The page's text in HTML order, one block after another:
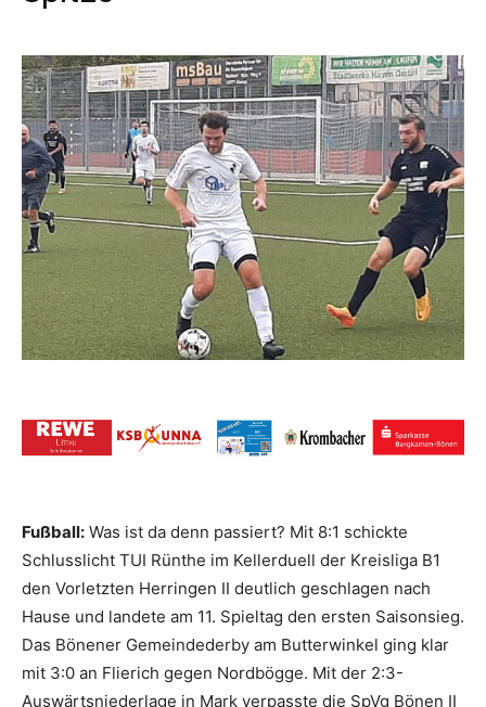
Fußball: Was ist da denn passiert? Mit 8:1 schickte
Schlusslicht TUI Rünthe im Kellerduell der Kreisliga B1
den Vorletzten Herringen II deutlich geschlagen nach
Hause und landete am 11. Spieltag den ersten Saisonsieg.
Das Bönener Gemeindederby am Butterwinkel ging klar
mit 3:0 an Flierich gegen Nordbögge. Mit der 2:3-
Auswärtsniederlage in Mark verpasste die SpVg Bönen II